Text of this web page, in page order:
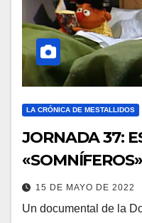
LA CRÓNICA DE MESTALLIDOS
JORNADA 37:
«SOMNÍFEROS»
15 DE MAYO DE 2022
Un documental de la